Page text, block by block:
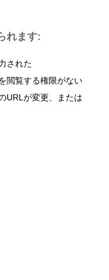
れます:
された
閲覧する権限がない
URLが変更、または